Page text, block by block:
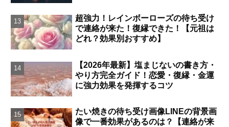
超強力！レインボーローズの待ち受け
で連絡が来た！復縁できた！【元祖は
どれ？効果別おすすめ】
【2026年最新】塩まじないの書き方・
やり方完全ガイド！恋愛・復縁・金運
に強力効果を発揮するコツ
たい焼きの待ち受け画像LINEの背景画
像で一番効果があるのは？【連絡が来